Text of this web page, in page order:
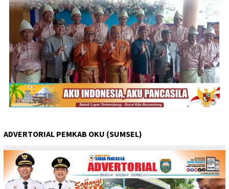
ADVERTORIAL PEMKAB OKU (SUMSEL)